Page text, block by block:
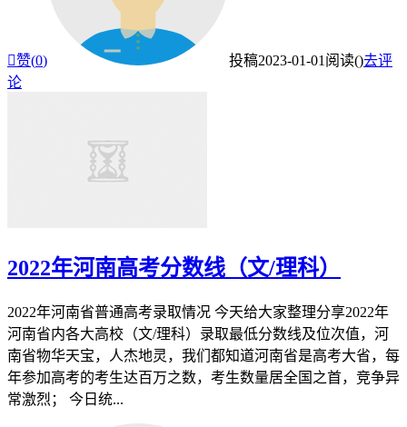
赞(0) 投稿2023-01-01阅读()去评
论
2022年河南高考分数线（文/理科）
2022年河南省普通高考录取情况 今天给大家整理分享2022年
河南省内各大高校（文/理科）录取最低分数线及位次值，河
南省物华天宝，人杰地灵，我们都知道河南省是高考大省，每
年参加高考的考生达百万之数，考生数量居全国之首，竞争异
常激烈； 今日统...